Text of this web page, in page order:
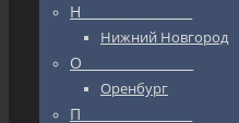
Н_________________
Нижний Новгород
О_________________
Оренбург
П_________________